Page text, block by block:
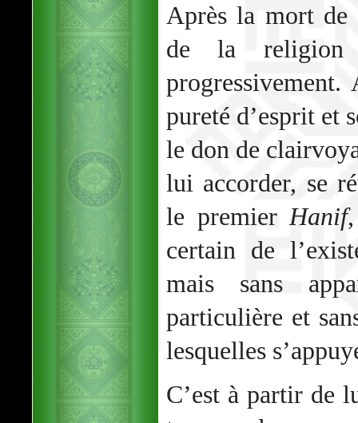
Après la mort
de la religion
pureté d’esprit et
le don de
lui accorder, se
le premier Hanif
certain de
mais sans
particulière et
lesquelles
C’est à partir de